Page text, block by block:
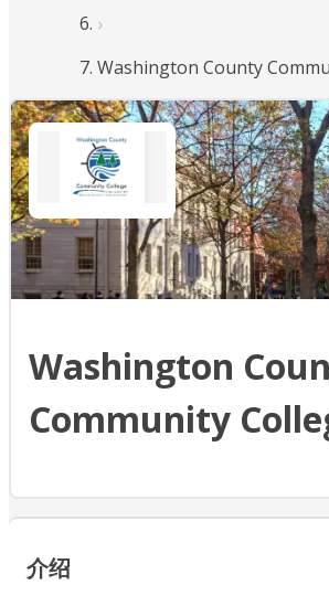
Washington County
Washington
Community
介绍